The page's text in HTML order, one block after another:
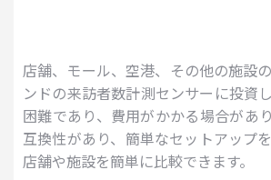
店舗、モール、空港、その他の施設
ンドの来訪者数計測センサーに投資
困難であり、費用がかかる場合があ
互換性があり、簡単なセットアップ
店舗や施設を簡単に比較できます。